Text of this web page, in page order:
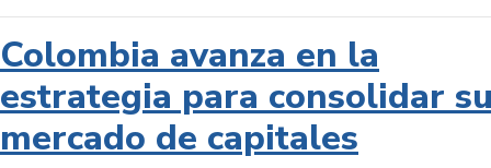
Colombia avanza en la
estrategia para consolidar
mercado de capitales